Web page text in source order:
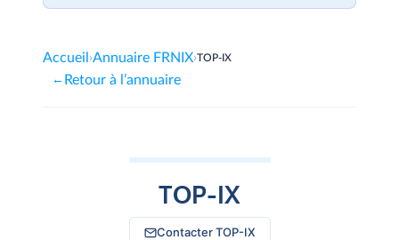
Accueil ›Annuaire FRNIX›TOP-IX
← Retour à l’annuaire
TOP-IX
Contacter TOP-IX